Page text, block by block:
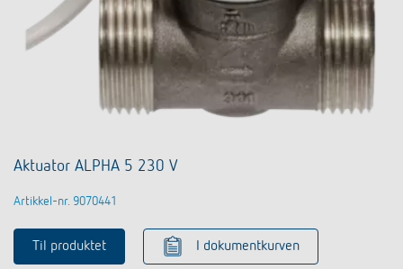
Aktuator ALPHA 5 230 V
Artikkel-nr. 9070441
Til produktet I dokumentkurven